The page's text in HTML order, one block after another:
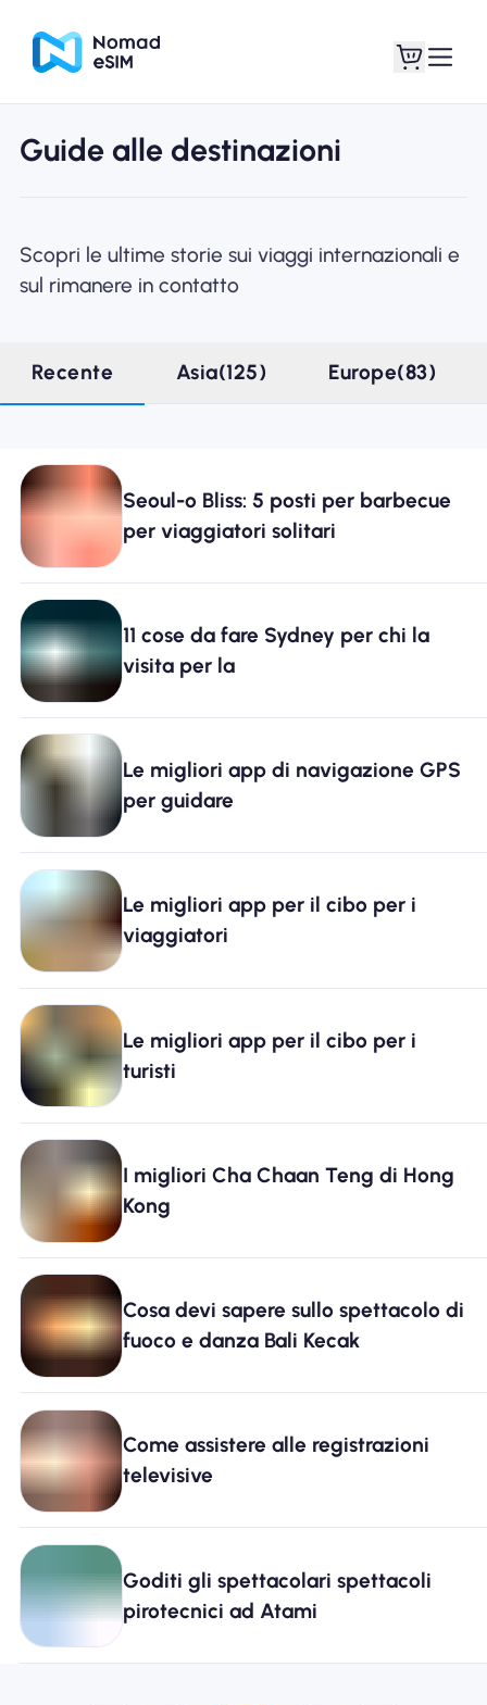
Acquista piani
Informazioni sull'eSIM
Perché l'eSIM Nomad
Utilizzando una eSIM
Per affari
Guide alle destinazioni
Scopri le ultime storie sui viaggi internazionali e
sul rimanere in contatto
Recente Asia(125) Europe(83)
Seoul-o Bliss: 5 posti per barbecue
per viaggiatori solitari
11 cose da fare Sydney per chi la
visita per la
Le migliori app di navigazione GPS
per guidare
Le migliori app per il cibo per i
viaggiatori
Le migliori app per il cibo per i
turisti
I migliori Cha Chaan Teng di Hong
Kong
Cosa devi sapere sullo spettacolo di
fuoco e danza Bali Kecak
Come assistere alle registrazioni
televisive
Goditi gli spettacolari spettacoli
pirotecnici ad Atami